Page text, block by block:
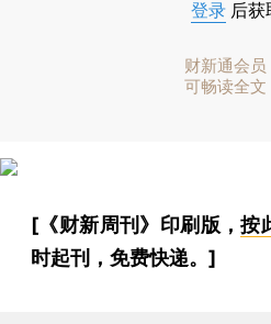
登录 后获
财新通会员
可畅读全文
[《财新周刊》印刷版，按
时起刊，免费快递。]